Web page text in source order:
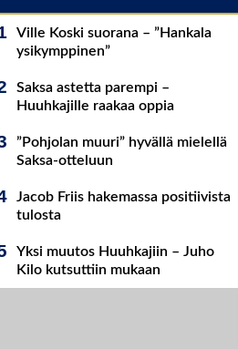
Ville Koski suorana – ”Hankala
ysikymppinen”
Saksa astetta parempi –
Huuhkajille raakaa oppia
”Pohjolan muuri” hyvällä mielellä
Saksa-otteluun
Jacob Friis hakemassa positiivista
tulosta
Yksi muutos Huuhkajiin – Juho
Kilo kutsuttiin mukaan